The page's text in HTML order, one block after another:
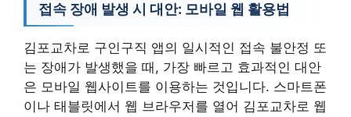
접속 장애 발생 시 대안: 모바일 웹 활용법
김포교차로 구인구직 앱의 일시적인 접속 불안정 또
는 장애가 발생했을 때, 가장 빠르고 효과적인 대안
은 모바일 웹사이트를 이용하는 것입니다. 스마트폰
이나 태블릿에서 웹 브라우저를 열어 김포교차로 웹